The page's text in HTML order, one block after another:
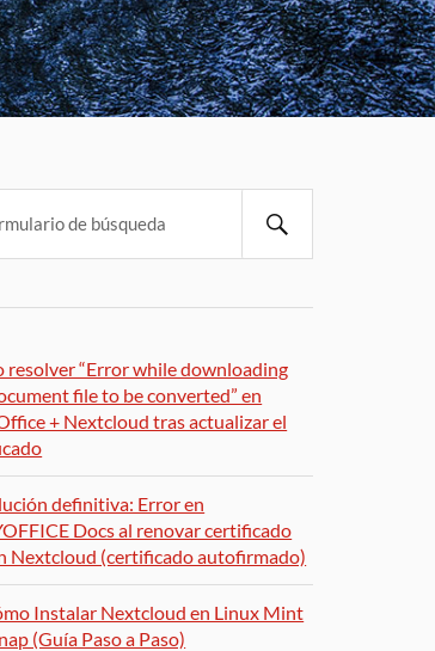
resolver “Error while downloading
file to be converted” en
+ Nextcloud tras actualizar el
definitiva: Error en
Docs al renovar certificado
Nextcloud (certificado autofirmado)
Instalar Nextcloud en Linux Mint
(Guía Paso a Paso)